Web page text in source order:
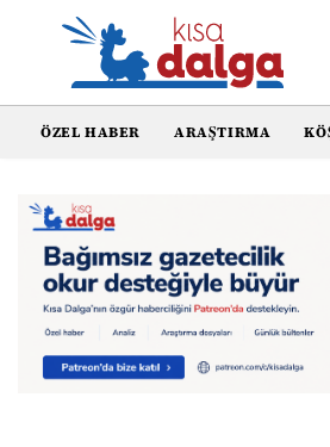
ÖZEL HABER ARAŞTIRMA